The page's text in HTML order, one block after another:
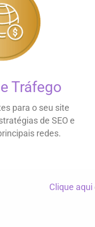
Tráfego
para o seu site
de SEO e
redes.
Clique aqui